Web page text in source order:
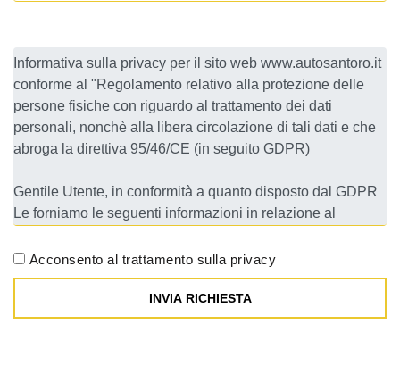
Acconsento al trattamento sulla privacy